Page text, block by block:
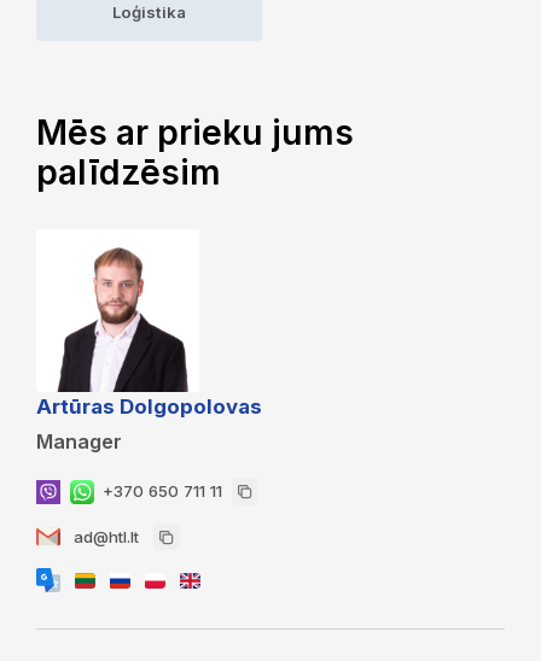
Loģistika
Mēs ar prieku jums
palīdzēsim
Artūras Dolgopolovas
Manager
+370 650 711 11
ad@htl.lt